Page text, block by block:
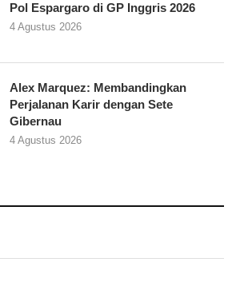
Pol Espargaro di GP Inggris 2026
4 Agustus 2026
Alex Marquez: Membandingkan
Perjalanan Karir dengan Sete
Gibernau
4 Agustus 2026